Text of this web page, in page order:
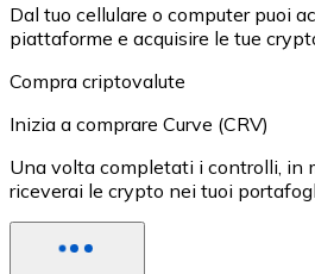
Dal tuo cellulare o computer puoi
piattaforme e acquisire le tue
Compra criptovalute
Inizia a comprare Curve (CRV)
Una volta completati i controlli, in
riceverai le crypto nei tuoi